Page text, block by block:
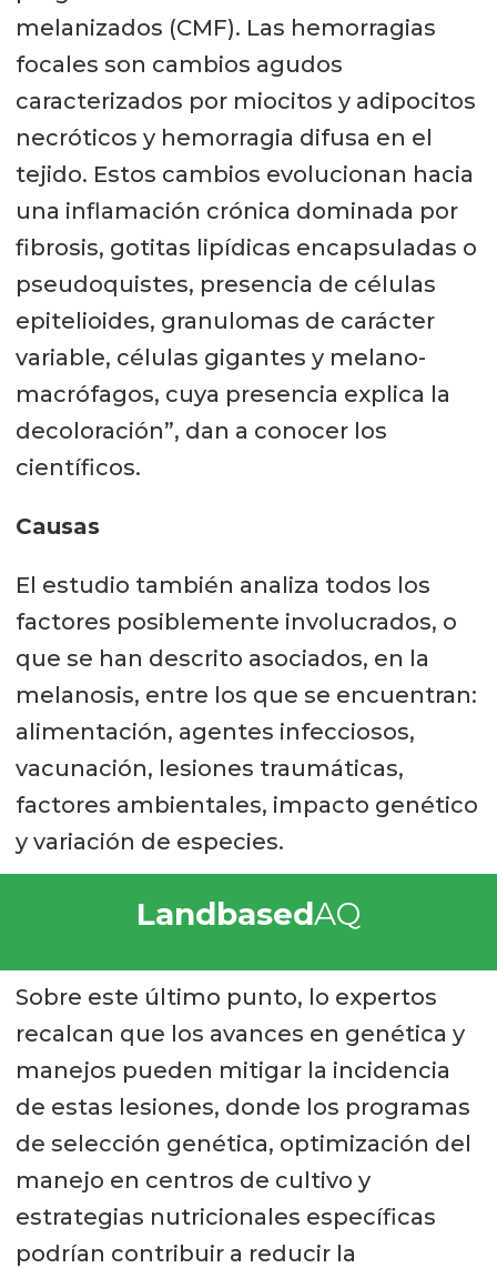
melanizados (CMF). Las hemorragias
focales son cambios agudos
caracterizados por miocitos y adipocitos
necróticos y hemorragia difusa en el
tejido. Estos cambios evolucionan hacia
una inflamación crónica dominada por
fibrosis, gotitas lipídicas encapsuladas o
pseudoquistes, presencia de células
epitelioides, granulomas de carácter
variable, células gigantes y melano-
macrófagos, cuya presencia explica la
decoloración”, dan a conocer los
científicos.
Causas
El estudio también analiza todos los
factores posiblemente involucrados, o
que se han descrito asociados, en la
melanosis, entre los que se encuentran:
alimentación, agentes infecciosos,
vacunación, lesiones traumáticas,
factores ambientales, impacto genético
y variación de especies.
LandbasedAQ
Sobre este último punto, lo expertos
recalcan que los avances en genética y
manejos pueden mitigar la incidencia
de estas lesiones, donde los programas
de selección genética, optimización del
manejo en centros de cultivo y
estrategias nutricionales específicas
podrían contribuir a reducir la